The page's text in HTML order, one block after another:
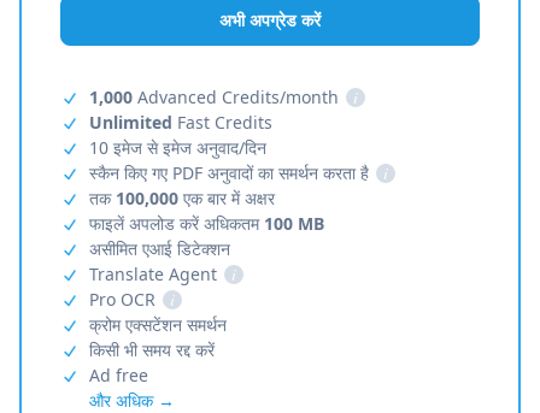
अभी अपग्रेड करें
1,000 Advanced Credits/month
i
Unlimited Fast Credits
10 इमेज से इमेज अनुवाद/दिन
स्कैन किए गए PDF अनुवादों का समर्थन करता है
i
तक 100,000 एक बार में अक्षर
फाइलें अपलोड करें अधिकतम 100 MB
असीमित एआई डिटेक्शन
Translate Agent
i
Pro OCR
i
क्रोम एक्सटेंशन समर्थन
किसी भी समय रद्द करें
Ad free
और अधिक →